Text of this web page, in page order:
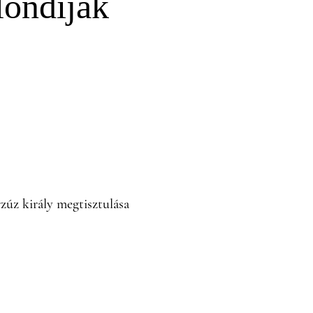
király megtisztulása